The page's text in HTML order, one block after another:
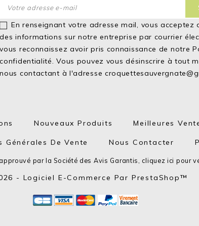
En renseignant votre adresse mail, vous acceptez
des informations sur notre entreprise par courrier
vous reconnaissez avoir pris connaissance de notre
confidentialité. Vous pouvez vous désinscrire à tout
nous contactant à l'adresse
Nouveaux Produits Meilleures
Générales De Vente Nous Contacter
par la Société des Avis Garantis, cliquez ici pour
- Logiciel E-Commerce Par PrestaShop™